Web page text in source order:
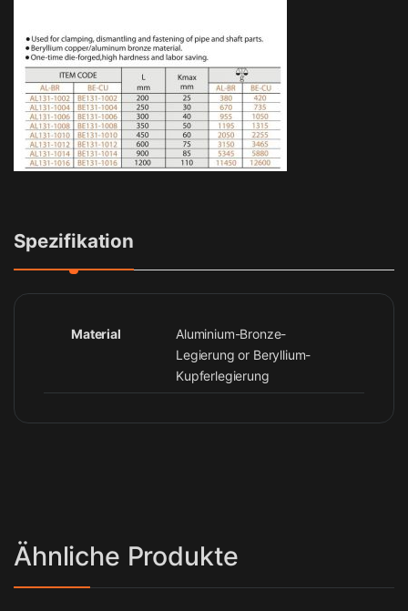
Spezifikation
Material
Aluminium-Bronze-
Legierung or Beryllium-
Kupferlegierung
Ähnliche Produkte